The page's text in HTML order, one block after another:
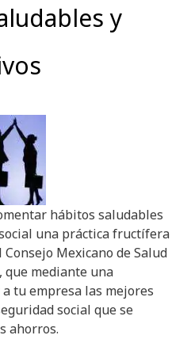
y
hábitos saludables
una práctica fructífera
Mexicano de Salud
mediante una
tu empresa las mejores
social que se
ahorros.